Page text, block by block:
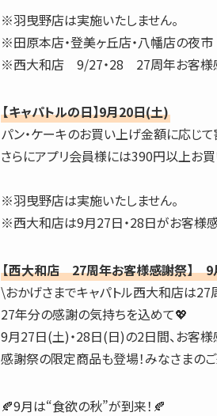
※羽曳野店は実施いたしません。
※田原本店・登美ヶ丘店・八幡店
※西大和店 9/27・28 27周年お客様
【キャパトルの日】9月20日(土)
パン・ケーキのお買い上げ金額に応じ
さらにアプリ会員様には390円以上お
※羽曳野店は実施いたしません。
※西大和店は9月27日・28日がお客様感
【西大和店 27周年お客様感謝祭】 9
\おかげさまでキャパトル西大和店は27
27年分の感謝の気持ちを込めて💖
9月27日(土)・28日(日)の2日間、お客
感謝祭の限定商品も登場！みなさまの
🍂9月は“食欲の秋”が到来！🍂